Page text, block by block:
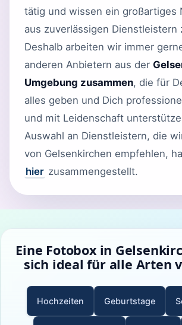
tätig und wissen ein großartiges
aus zuverlässigen Dienstleistern
Deshalb arbeiten wir immer
anderen Anbietern aus der
Umgebung zusammen, die für
alles geben und Dich
und mit Leidenschaft
Auswahl an Dienstleistern, die
von Gelsenkirchen empfehlen,
hier zusammengestellt.
Eine Fotobox in
sich ideal für alle Arten
Hochzeiten Geburtstage